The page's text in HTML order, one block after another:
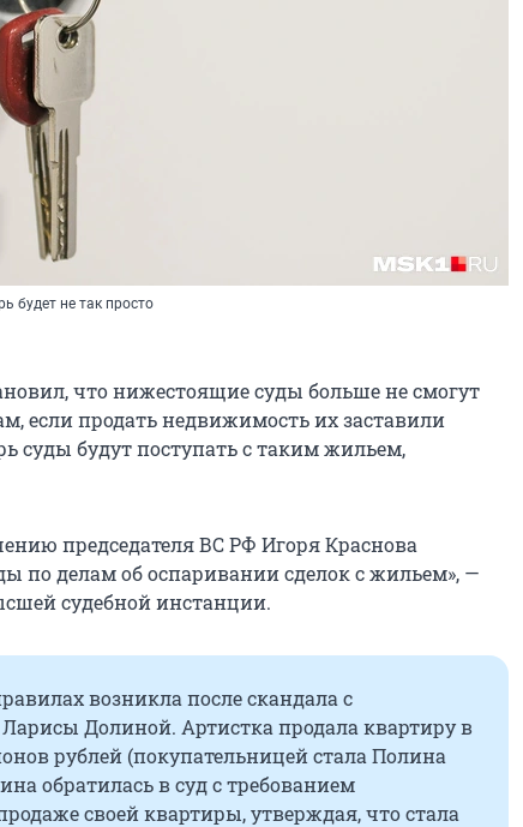
будет не так просто
что нижестоящие суды больше не смогут
если продать недвижимость их заставили
суды будут поступать с таким жильем,
председателя ВС РФ Игоря Краснова
по делам об оспаривании сделок с жильем», —
судебной инстанции.
возникла после скандала с
Долиной. Артистка продала квартиру в
рублей (покупательницей стала Полина
обратилась в суд с требованием
своей квартиры, утверждая, что стала